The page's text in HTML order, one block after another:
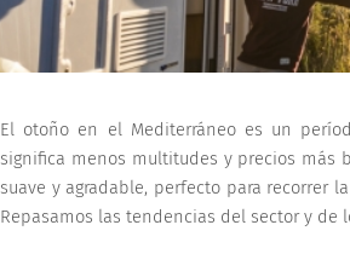
El otoño en el Mediterráneo es un
significa menos multitudes y precios más
suave y agradable, perfecto para recorrer
Repasamos las tendencias del sector y de